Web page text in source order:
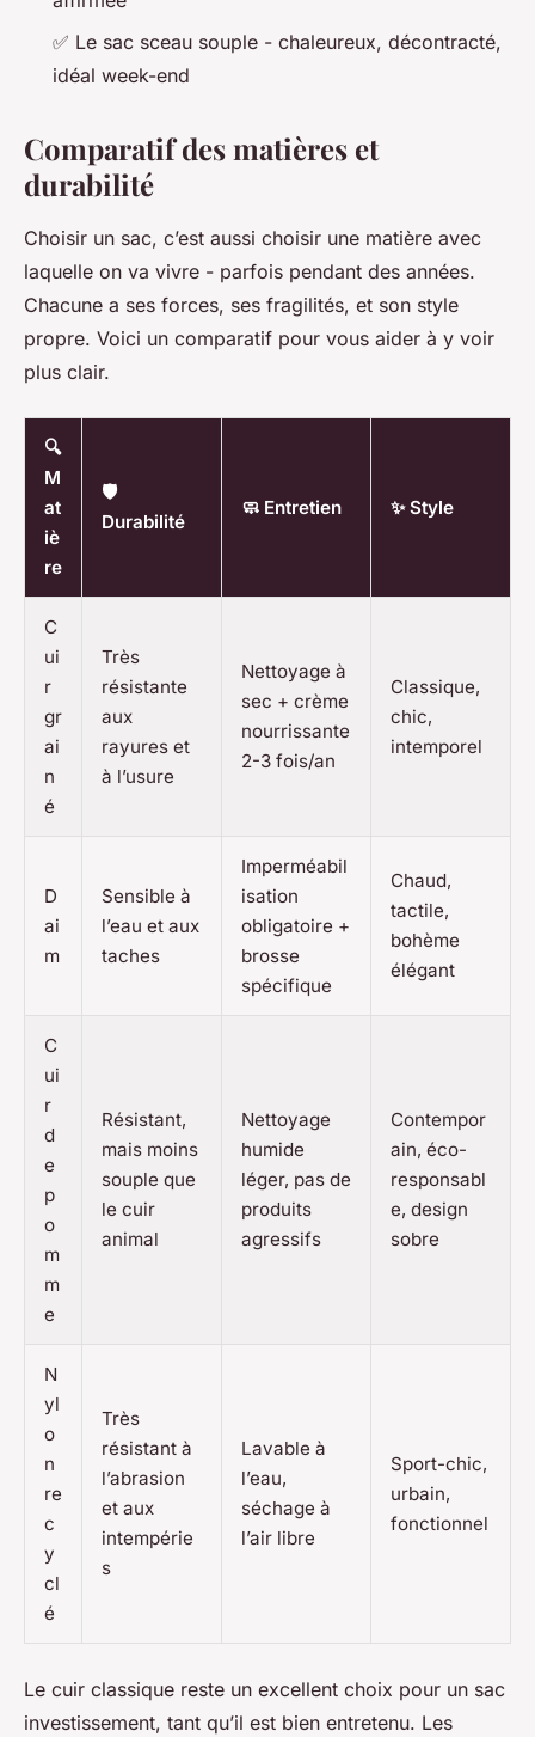
✅ Le sac sceau souple - chaleureux, décontracté,
idéal week-end
Comparatif des matières et
durabilité
Choisir un sac, c’est aussi choisir une matière avec
laquelle on va vivre - parfois pendant des années.
Chacune a ses forces, ses fragilités, et son style
propre. Voici un comparatif pour vous aider à y voir
plus clair.
🔍
M
at
iè
re
🛡️
Durabilité
🧼 Entretien ✨ Style
C
ui
r
gr
ai
n
é
Très
résistante
aux
rayures et
à l’usure
Nettoyage à
sec + crème
nourrissante
2-3 fois/an
Classique,
chic,
intemporel
D
ai
m
Sensible à
l’eau et aux
taches
Imperméabil
isation
obligatoire +
brosse
spécifique
Chaud,
tactile,
bohème
élégant
C
ui
r
d
e
p
o
m
m
e
Résistant,
mais moins
souple que
le cuir
animal
Nettoyage
humide
léger, pas de
produits
agressifs
Contempor
ain, éco-
responsabl
e, design
sobre
N
yl
o
n
re
c
y
cl
é
Très
résistant à
l’abrasion
et aux
intempérie
s
Lavable à
l’eau,
séchage à
l’air libre
Sport-chic,
urbain,
fonctionnel
Le cuir classique reste un excellent choix pour un sac
investissement, tant qu’il est bien entretenu. Les